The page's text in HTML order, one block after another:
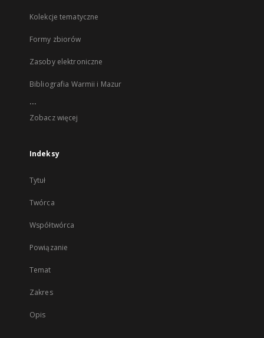
Kolekcje tematyczne
Formy zbiorów
Zasoby elektroniczne
Bibliografia Warmii i Mazur
...
Zobacz więcej
Indeksy
Tytuł
Twórca
Współtwórca
Powiązanie
Temat
Zakres
Opis